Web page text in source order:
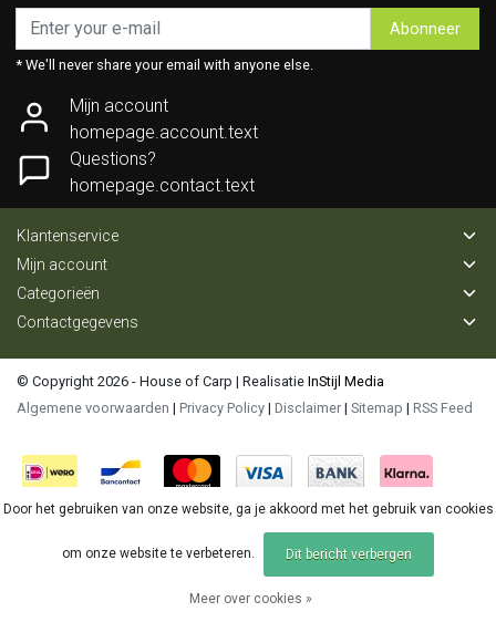
Abonneer
* We'll never share your email with anyone else.
Mijn account
homepage.account.text
Questions?
homepage.contact.text
Klantenservice
Mijn account
Categorieën
Contactgegevens
© Copyright 2026 - House of Carp | Realisatie InStijl Media
Algemene voorwaarden | Privacy Policy | Disclaimer | Sitemap | RSS Feed
Door het gebruiken van onze website, ga je akkoord met het gebruik van cookies
om onze website te verbeteren. Dit bericht verbergen
Meer over cookies »